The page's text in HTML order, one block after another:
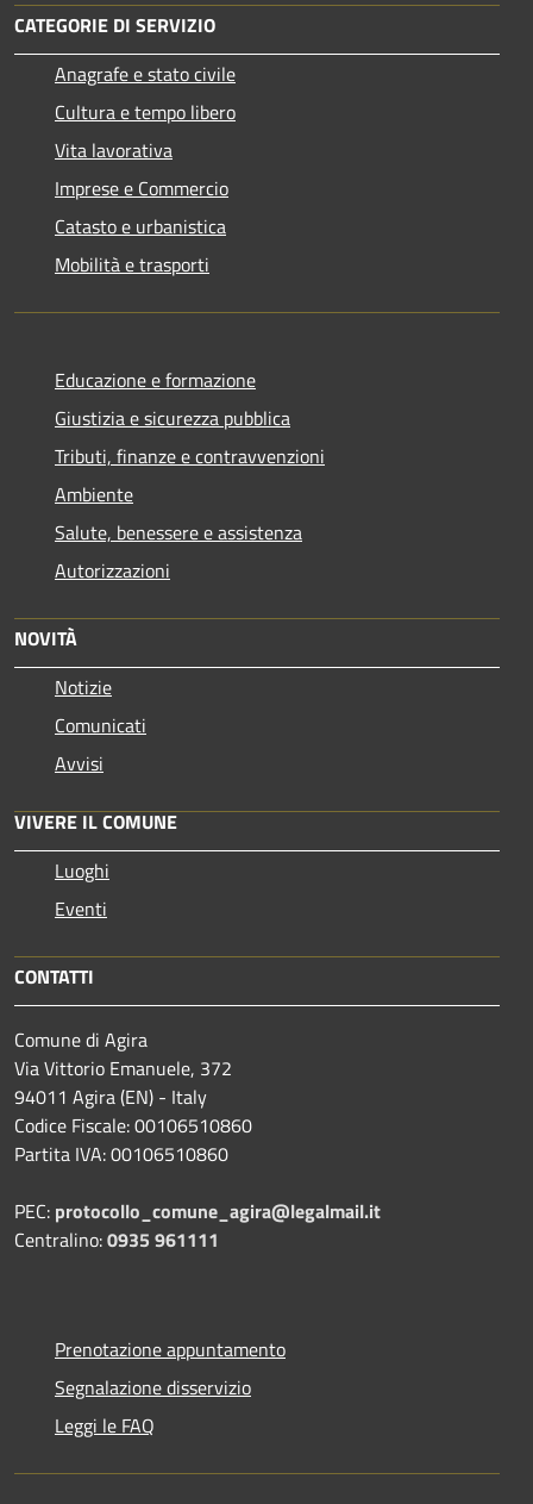
CATEGORIE DI SERVIZIO
Anagrafe e stato civile
Cultura e tempo libero
Vita lavorativa
Imprese e Commercio
Catasto e urbanistica
Mobilità e trasporti
Educazione e formazione
Giustizia e sicurezza pubblica
Tributi, finanze e contravvenzioni
Ambiente
Salute, benessere e assistenza
Autorizzazioni
NOVITÀ
Notizie
Comunicati
Avvisi
VIVERE IL COMUNE
Luoghi
Eventi
CONTATTI
Comune di Agira
Via Vittorio Emanuele, 372
94011 Agira (EN) - Italy
Codice Fiscale: 00106510860
Partita IVA: 00106510860
PEC: protocollo_comune_agira@legalmail.it
Centralino:0935 961111
Prenotazione appuntamento
Segnalazione disservizio
Leggi le FAQ